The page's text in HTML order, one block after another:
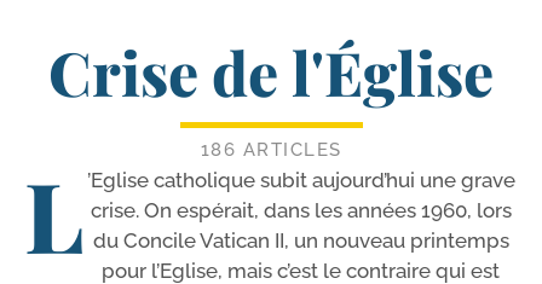
Crise de l'Église
186 ARTICLES
L ’Eglise catho­lique subit aujourd’­hui une grave
crise. On espé­rait, dans les années 1960, lors
du Concile Vatican II, un nou­veau prin­temps
pour l’Eglise, mais c’est le contraire qui est